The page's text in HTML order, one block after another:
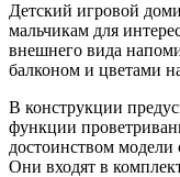
Детский игровой
мальчикам для
внешнего вида
балконом и цветами
В конструкции
функции
достоинством
Они входят в